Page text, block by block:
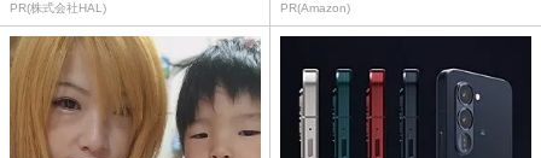
PR(株式会社HAL) PR(Amazon)